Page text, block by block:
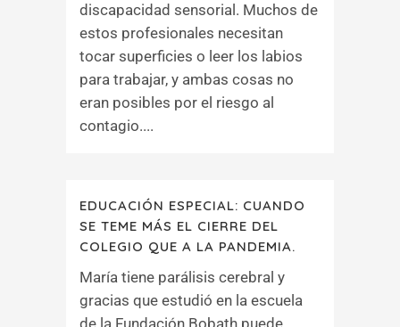
discapacidad sensorial. Muchos de
estos profesionales necesitan
tocar superficies o leer los labios
para trabajar, y ambas cosas no
eran posibles por el riesgo al
contagio....
EDUCACIÓN ESPECIAL: CUANDO
SE TEME MÁS EL CIERRE DEL
COLEGIO QUE A LA PANDEMIA.
María tiene parálisis cerebral y
gracias que estudió en la escuela
de la Fundación Bobath puede